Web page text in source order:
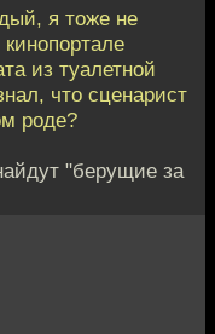
я тоже не
из туалетной
что сценарист
роде?
"берущие за